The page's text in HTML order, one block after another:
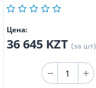
Цена:
36 645 KZT (за шт)